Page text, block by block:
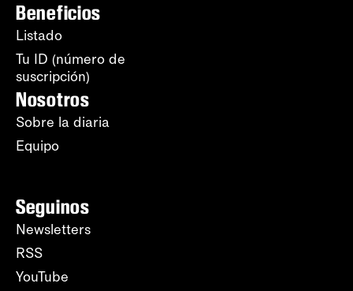
Beneficios
Listado
Tu ID (número de
suscripción)
Nosotros
Sobre la diaria
Equipo
Seguinos
Newsletters
RSS
YouTube